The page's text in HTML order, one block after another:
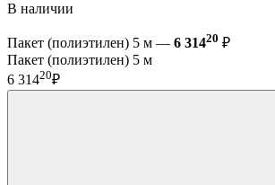
В наличии
Пакет (полиэтилен) 5 м — 6 31420 ₽
Пакет (полиэтилен) 5 м
6 31420₽